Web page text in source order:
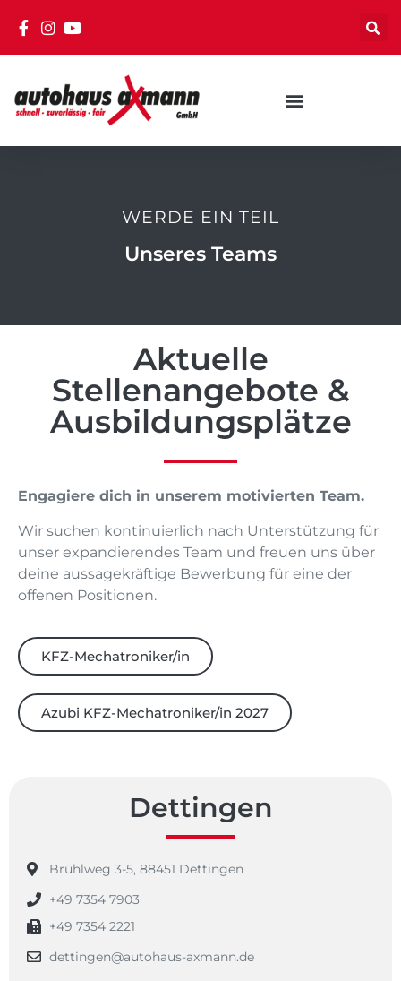
WERDE EIN TEIL
Unseres Teams
Aktuelle
Stellenangebote &
Ausbildungsplätze
Engagiere dich in unserem motivierten Team.
Wir suchen kontinuierlich nach Unterstützung für
unser expandierendes Team und freuen uns über
deine aussagekräftige Bewerbung für eine der
offenen Positionen.
KFZ-Mechatroniker/in
Azubi KFZ-Mechatroniker/in 2027
Dettingen
Brühlweg 3-5, 88451 Dettingen
+49 7354 7903
+49 7354 2221
dettingen@autohaus-axmann.de